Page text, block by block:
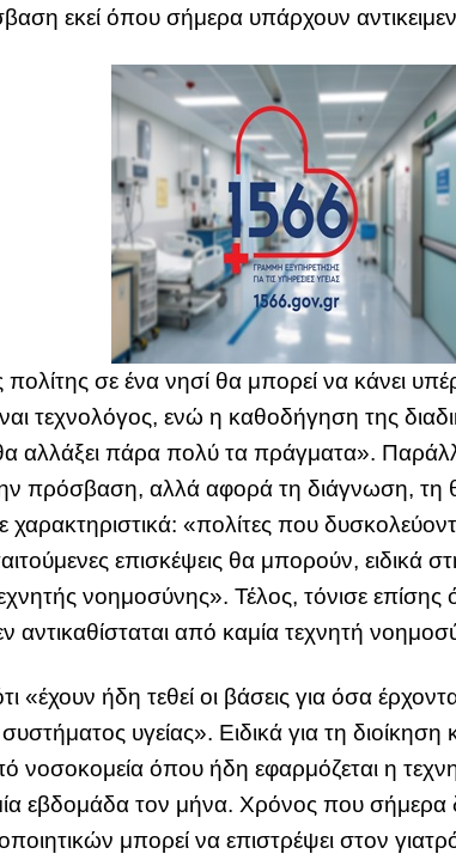
εκεί όπου σήμερα υπάρχουν
πολίτης σε ένα νησί θα μπορεί να κάνει
τεχνολόγος, ενώ η καθοδήγηση της
αλλάξει πάρα πολύ τα πράγματα».
πρόσβαση, αλλά αφορά τη διάγνωση, τη
«πολίτες που
επισκέψεις θα μπορούν, ειδικά
νοημοσύνης». Τέλος, τόνισε επίσης
από καμία τεχνητή
«έχουν ήδη τεθεί οι βάσεις για όσα
υγείας». Ειδικά για τη διοίκηση
όπου ήδη εφαρμόζεται η
εβδομάδα τον μήνα. Χρόνος που σήμερα
μπορεί να επιστρέψει στον